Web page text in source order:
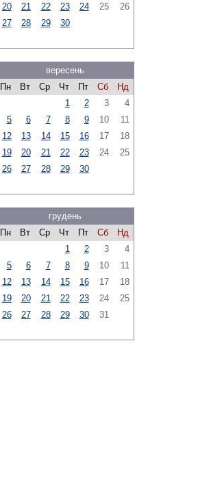
20
21 22 23 24 25
26
27
28 29 30
вересень
Пн
Вт Ср Чт Пт Сб
Нд
1
2 3
4
5
6 7 8 9 10
11
12
13 14 15 16 17
18
19
20 21 22 23 24
25
26
27 28 29 30
грудень
Пн
Вт Ср Чт Пт Сб
Нд
1
2 3
4
5
6 7 8 9 10
11
12
13 14 15 16 17
18
19
20 21 22 23 24
25
26
27 28 29 30 31